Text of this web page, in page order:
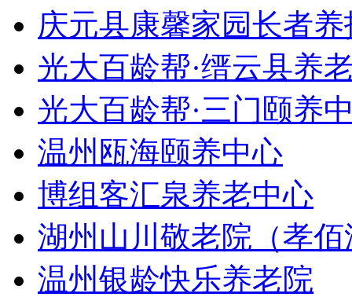
庆元县康馨家园长者
光大百龄帮·缙云县养
光大百龄帮·三门颐养
温州瓯海颐养中心
博组客汇泉养老中心
湖州山川敬老院（孝
温州银龄快乐养老院